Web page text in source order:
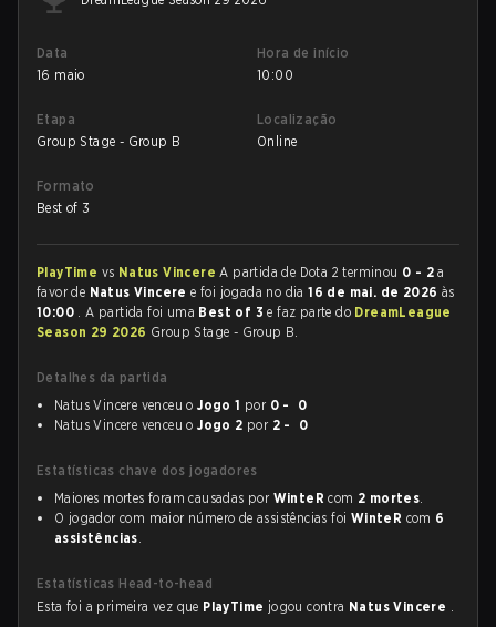
Data
16 maio
Hora de início
10:00
Etapa
Group Stage - Group B
Localização
Online
Formato
Best of 3
PlayTime vs Natus VincereA partida de Dota 2 terminou 0 - 2 a
favor de Natus Vinceree foi jogada no dia16 de mai. de 2026 às
10:00 . A partida foi uma Best of 3e faz parte do DreamLeague
Season 29 2026 Group Stage - Group B.
Detalhes da partida
Natus Vincere venceu oJogo 1 por 0 - 0
Natus Vincere venceu oJogo 2 por 2 - 0
Estatísticas chave dos jogadores
Maiores mortes foram causadas por WinteR com 2 mortes.
O jogador com maior número de assistências foi WinteR com 6
assistências.
Estatísticas Head-to-head
Esta foi a primeira vez que PlayTime jogou contra Natus Vincere .